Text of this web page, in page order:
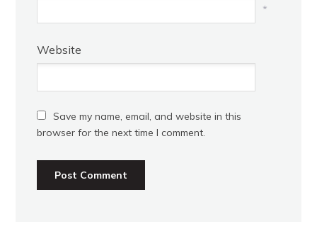
*
Website
Save my name, email, and website in this
browser for the next time I comment.